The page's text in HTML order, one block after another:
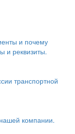
и почему
и реквизиты.
транспортной
компании.